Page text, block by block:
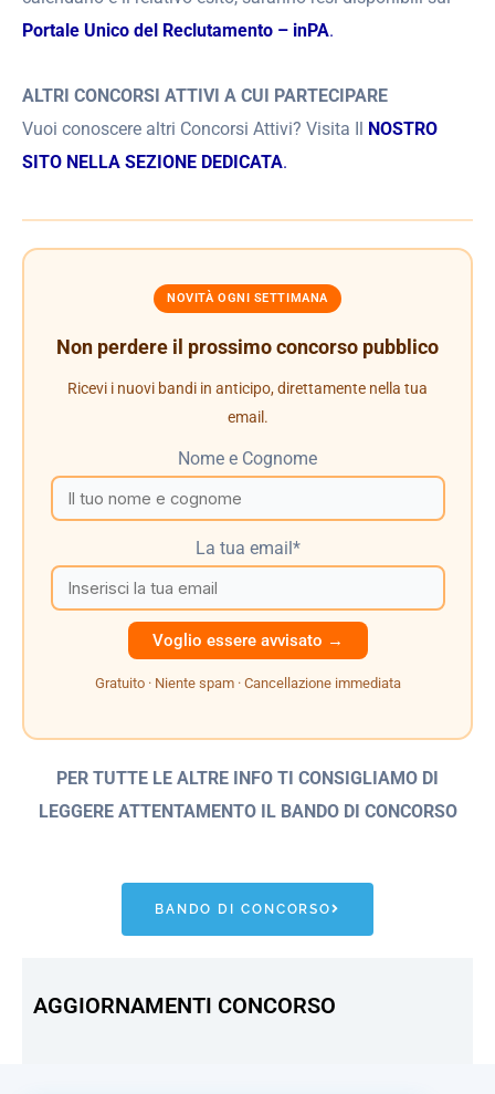
Portale Unico del Reclutamento – inPA.
ALTRI CONCORSI ATTIVI A CUI PARTECIPARE
Vuoi conoscere altri Concorsi Attivi? Visita Il NOSTRO
SITO NELLA SEZIONE DEDICATA.
NOVITÀ OGNI SETTIMANA
Non perdere il prossimo concorso pubblico
Ricevi i nuovi bandi in anticipo, direttamente nella tua
email.
Nome e Cognome
La tua email*
Gratuito · Niente spam · Cancellazione immediata
PER TUTTE LE ALTRE INFO TI CONSIGLIAMO DI
LEGGERE ATTENTAMENTO IL BANDO DI CONCORSO
BANDO DI CONCORSO
AGGIORNAMENTI CONCORSO